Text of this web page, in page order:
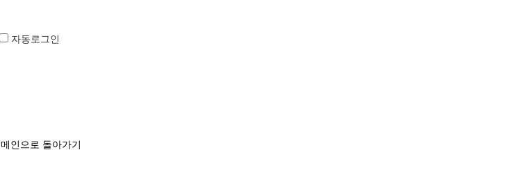
자동로그인
메인으로 돌아가기